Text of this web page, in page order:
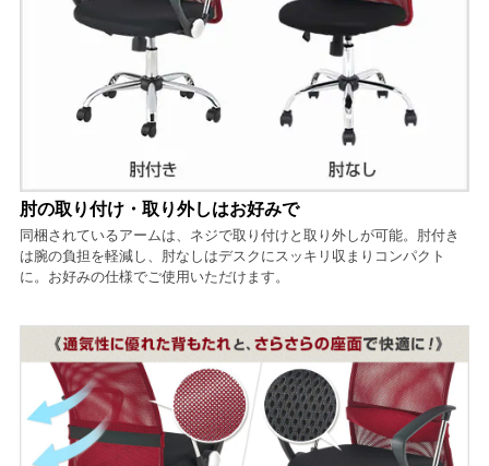
肘の取り付け・取り外しはお好みで
同梱されているアームは、ネジで取り付けと取り外しが可能。肘付き
は腕の負担を軽減し、肘なしはデスクにスッキリ収まりコンパクト
に。お好みの仕様でご使用いただけます。